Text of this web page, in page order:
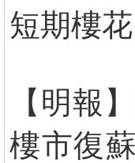
短期樓
【明報
樓市復